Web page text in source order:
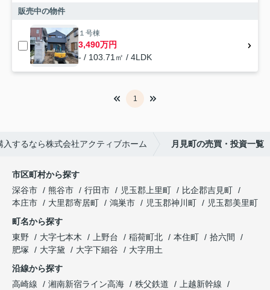
販売中の物件
１号棟
3,490万円
- / 103.71㎡ / 4LDK
1
するなら株式会社アクティブホーム 月見町の売買・投資一覧
市区町村から探す
深谷市
熊谷市 行田市 児玉郡上里町
比企郡吉見町
本庄市
大里郡寄居町 鴻巣市 児玉郡神川町
児玉郡美里町
町名から探す
東野
大字七本木 上野台 稲荷町北 本住町
拾六間
肥塚
大字黛 大字下細谷
大字用土
沿線から探す
高崎線
湘南新宿ライン高海 秩父鉄道
上越新幹線